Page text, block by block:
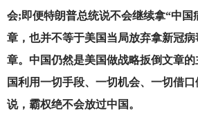
会;即便特朗普总统说不会继续拿“中国
章，也并不等于美国当局放弃拿新冠
章。中国仍然是美国做战略扳倒文章
国利用一切手段、一切机会、一切借
说，霸权绝不会放过中国。